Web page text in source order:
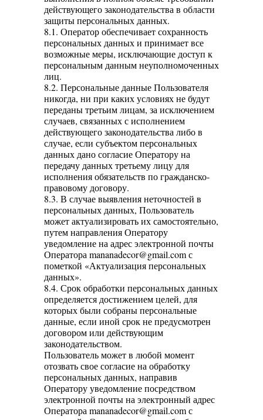
действующего законодательства в области
защиты персональных данных.
8.1. Оператор обеспечивает сохранность
персональных данных и принимает все
возможные меры, исключающие доступ к
персональным данным неуполномоченных
лиц.
8.2. Персональные данные Пользователя
никогда, ни при каких условиях не будут
переданы третьим лицам, за исключением
случаев, связанных с исполнением
действующего законодательства либо в
случае, если субъектом персональных
данных дано согласие Оператору на
передачу данных третьему лицу для
исполнения обязательств по гражданско-
правовому договору.
8.3. В случае выявления неточностей в
персональных данных, Пользователь
может актуализировать их самостоятельно,
путем направления Оператору
уведомление на адрес электронной почты
Оператора mananadecor@gmail.com с
пометкой «Актуализация персональных
данных».
8.4. Срок обработки персональных данных
определяется достижением целей, для
которых были собраны персональные
данные, если иной срок не предусмотрен
договором или действующим
законодательством.
Пользователь может в любой момент
отозвать свое согласие на обработку
персональных данных, направив
Оператору уведомление посредством
электронной почты на электронный адрес
Оператора mananadecor@gmail.com с